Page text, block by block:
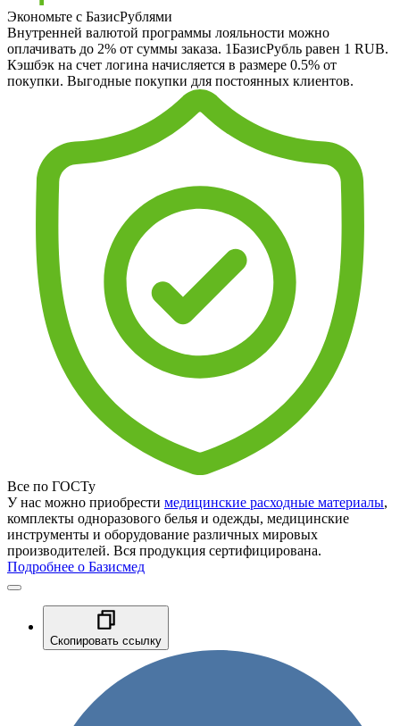
Экономьте с БазисРублями
Внутренней валютой программы лояльности можно
оплачивать до 2% от суммы заказа. 1БазисРубль равен 1 RUB.
Кэшбэк на счет логина начисляется в размере 0.5% от
покупки. Выгодные покупки для постоянных клиентов.
Все по ГОСТу
У нас можно приобрести медицинские расходные материалы,
комплекты одноразового белья и одежды, медицинские
инструменты и оборудование различных мировых
производителей. Вся продукция сертифицирована.
Подробнее о Базисмед
Скопировать ссылку